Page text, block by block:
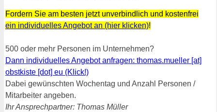
Fordern Sie am besten jetzt unverbindlich und kostenfrei
ein individuelles Angebot an (hier klicken)!
500 oder mehr Personen im Unternehmen?
Dann individuelles Angebot anfragen: thomas.mueller [at]
obstkiste [dot] eu (Klick!)
Dabei gewünschten Wochentag und Anzahl Personen /
Mitarbeiter angeben.
Ihr Ansprechpartner: Thomas Müller